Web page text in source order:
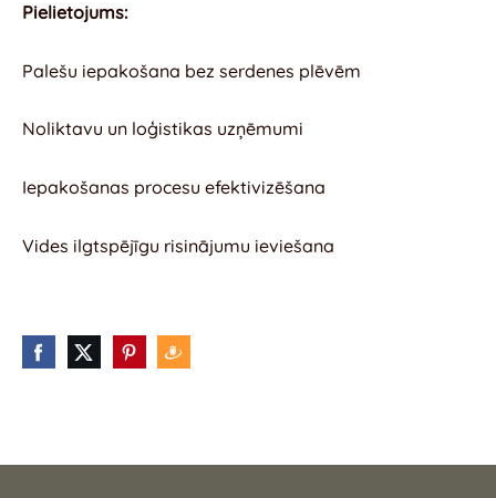
Pielietojums:
Palešu iepakošana bez serdenes plēvēm
Noliktavu un loģistikas uzņēmumi
Iepakošanas procesu efektivizēšana
Vides ilgtspējīgu risinājumu ieviešana